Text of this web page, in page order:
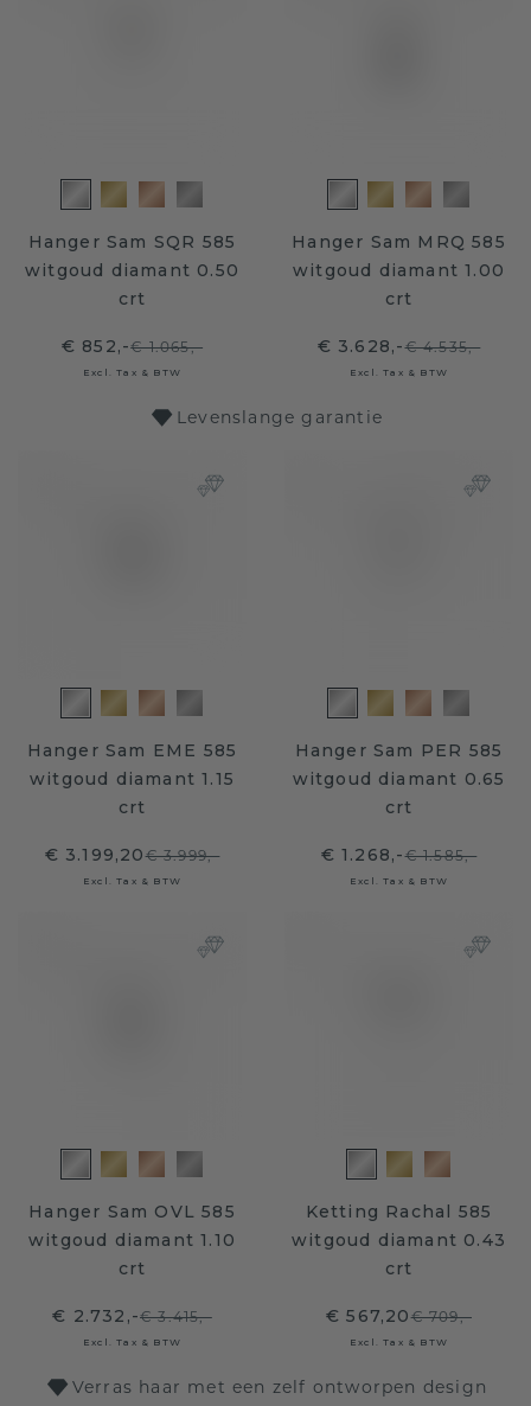
Hanger Sam SQR 585
witgoud diamant 0.50
crt
€ 852,-€ 1.065,-
Excl. Tax & BTW
Hanger Sam MRQ 585
witgoud diamant 1.00
crt
€ 3.628,-€ 4.535,-
Excl. Tax & BTW
Levenslange garantie
Hanger Sam EME 585
witgoud diamant 1.15
crt
€ 3.199,20€ 3.999,-
Excl. Tax & BTW
Hanger Sam PER 585
witgoud diamant 0.65
crt
€ 1.268,-€ 1.585,-
Excl. Tax & BTW
Hanger Sam OVL 585
witgoud diamant 1.10
crt
€ 2.732,-€ 3.415,-
Excl. Tax & BTW
Ketting Rachal 585
witgoud diamant 0.43
crt
€ 567,20€ 709,-
Excl. Tax & BTW
Verras haar met een zelf ontworpen design